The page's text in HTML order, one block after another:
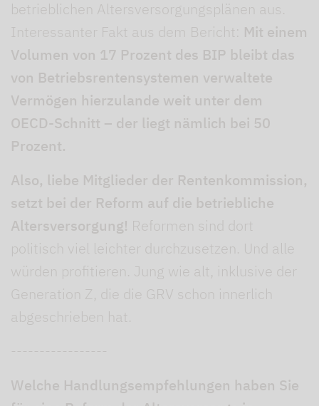
betrieblichen Altersversorgungsplänen aus.
Interessanter Fakt aus dem Bericht: Mit einem
Volumen von 17 Prozent des BIP bleibt das
von Betriebsrentensystemen verwaltete
Vermögen hierzulande weit unter dem
OECD-Schnitt – der liegt nämlich bei 50
Prozent.
Also, liebe Mitglieder der Rentenkommission,
setzt bei der Reform auf die betriebliche
Altersversorgung! Reformen sind dort
politisch viel leichter durchzusetzen. Und alle
würden profitieren. Jung wie alt, inklusive der
Generation Z, die die GRV schon innerlich
abgeschrieben hat.
-----------------
Welche Handlungsempfehlungen haben Sie